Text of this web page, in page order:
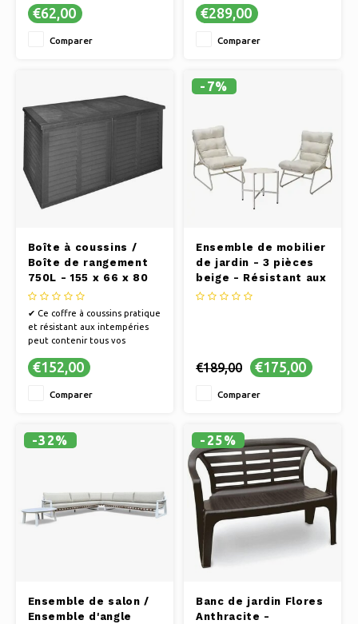
d'entretien
€62,00
Comparer
jardin Palazzo 75 x 57,5 ​​cm
✔ aluminium léger (inox)
pas aux couleurs, aux coule
€289,00
Comparer
Boîte à coussins /
Boîte de rangement
750L - 155 x 66 x 80
cm - Noir
✔ Ce coffre à coussins pratique
et résistant aux intempéries
peut contenir tous vos
✔ Dimensions 155x66x80 cm
€152,00
Comparer
-7%
Ensemble de mobilier
de jardin - 3 pièces
beige - Résistant aux
intempéries
€189,00 €175,00
Comparer
-32%
Ensemble de salon /
Ensemble d'angle
-25%
Banc de jardin Flores
Anthracite -